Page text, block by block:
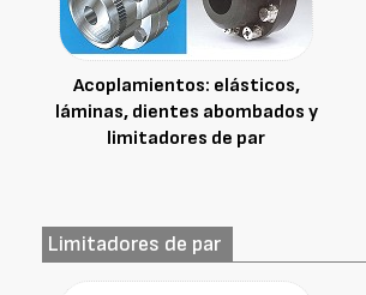
Acoplamientos: elásticos,
láminas, dientes abombados y
limitadores de par
Limitadores de par